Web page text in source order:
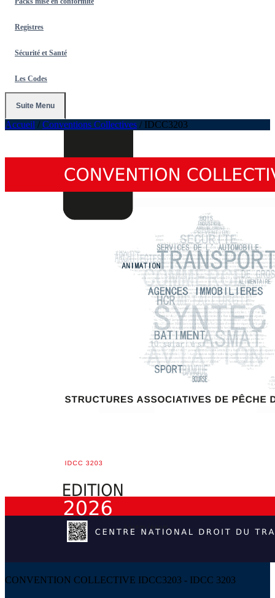
Registres
Sécurité et Santé
Les Codes
Suite Menu
Accueil / Conventions Collectives / IDCC3203
CONVENTION COLLECTIVE IDCC3203 - IDCC 3203